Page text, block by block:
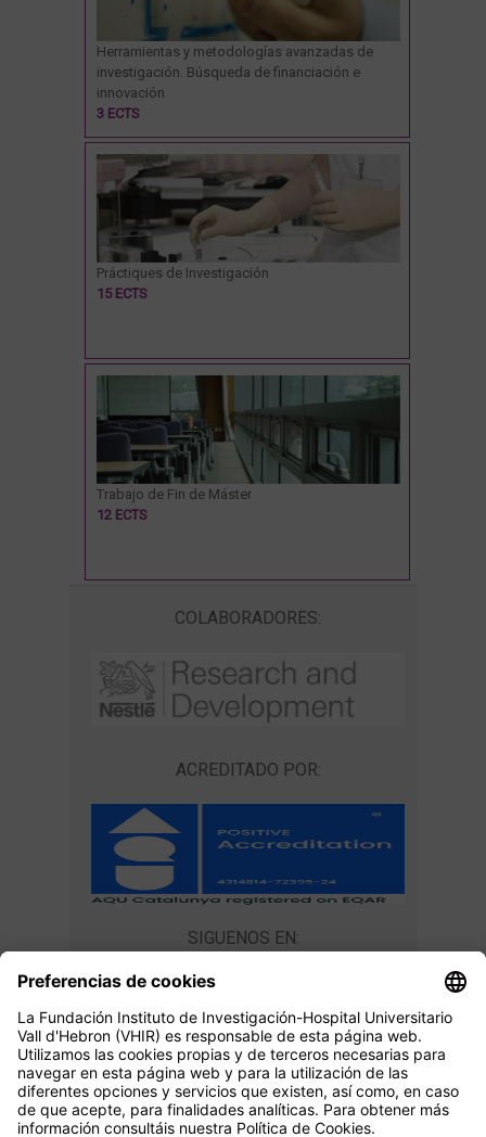
Herramientas y metodologías avanzadas de
investigación. Búsqueda de financiación e
innovación
3 ECTS
Práctiques de Investigación
15 ECTS
Trabajo de Fin de Máster
12 ECTS
COLABORADORES:
ACREDITADO POR:
SIGUENOS EN:
CONTACTA CON NOSOTROS
Unidad de Docencia
master@vhir.org